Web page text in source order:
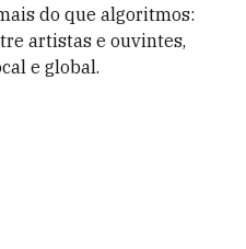
do que algoritmos:
artistas e ouvintes,
e global.